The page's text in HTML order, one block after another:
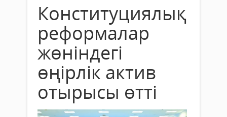
Конституциялық
реформалар
жөніндегі
өңірлік актив
отырысы өтті